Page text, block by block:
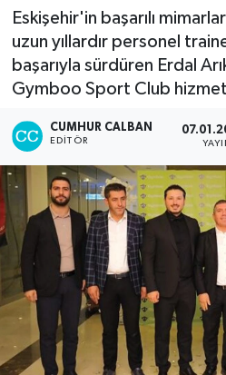
Eskişehir'in başarılı
uzun yıllardır personel
başarıyla sürdüren Erdal
Gymboo Sport Club
CUMHUR CALBAN
EDITÖR
SAĞLIK & SPOR
Tüm Manşetler
Son Dakika Haberleri
Haber Arşivi